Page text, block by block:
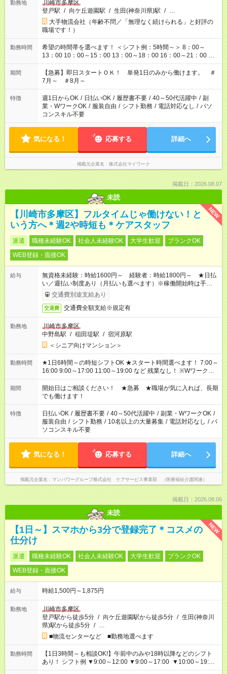
勤務地
川崎市多摩区
登戸駅 / 向ケ丘遊園駅 / 生田(神奈川県)駅 / …
大手物流会社（年齢不問／「無理なく続けられる」と好評の
職場です！）
勤務時間
希望の時間帯を選べます！ ＜シフト例：5時間～＞ 8：00～
13：00 10：00～15：00 13：00～18：00 16：00～21：00 ＜
シフト例：8時間～＞ ・10：00～19：00 ・13：00～22：00 ・
22：00～翌6：00 など！是非ご希望をお聞かせください！
期間
【急募】即日スタートＯＫ！ 単発1日のみから働けます。 ＃
7月～ ＃8月～
特徴 週1日からOK / 日払いOK / 履歴書不要 / 40～50代活躍中 / 副
業・WワークOK / 服装自由 / シフト勤務 / 電話対応なし / パソ
コンスキル不要
気になる！ 応募する 詳細へ
掲載元企業名 株式会社マイワーク
掲載日：2026.08.07
未読
NEW
【川崎市多摩区】フルタイムじゃ働けない！と
いう方へ＊週2や時短も＊ケアスタッフ
派遣 職種未経験OK 社会人未経験OK 大学生歓迎
ブランクOK
WEB登録・面接OK
給与
無資格未経験：時給1600円～ 経験者：時給1800円～ ★日払
い／週払い制度あり（月払いも選べます）※稼働開始時は手続き
完了次第のお支払いとなります。
交通費別途支給あり
交通費 交通費全額支給※規定有
勤務地
川崎市多摩区
中野島駅 / 稲田堤駅 / 宿河原駅
＜シニア向けマンション＞
勤務時間
★1日6時間～の時短シフトOK ★スタート時間選べます！ 7:00～
16:00 9:00～17:00 11:00～19:00 など 残業なし！ ※Wワークの
場合、他のお仕事と合わせ週40時間超の就業はご案内できませ
ん ※法令に基づき、週20時間以上勤務は社会保険への加入対象
となります ※労働者派遣法（日雇い派遣の原則禁止）により、
短時間・短期間の就業はご案内が難しい場合があります
期間
開始日はご相談ください！ ★急募 ★職場が気に入れば、長期
でも働けます！
特徴 日払いOK / 履歴書不要 / 40～50代活躍中 / 副業・WワークOK /
服装自由 / シフト勤務 / 10名以上の大量募集 / 電話対応なし / パ
ソコンスキル不要
気になる！ 応募する 詳細へ
掲載元企業名 マンパワーグループ株式会社 ケアサービス事業部 （医療福祉介護関連）
掲載日：2026.08.06
未読
NEW
【1日～】スマホから3分で登録完了＊コスメの
仕分け
派遣 職種未経験OK 社会人未経験OK 大学生歓迎
ブランクOK
WEB登録・面接OK
給与 時給1,500円～1,875円
勤務地
川崎市多摩区
登戸駅から徒歩5分 / 向ケ丘遊園駅から徒歩5分 / 生田(神奈川
県)駅から徒歩5分 / …
■物流センターなど ■勤務地選べます
勤務時間
【1日3時間～も相談OK!】午前中のみや18時以降などのシフト
あり！ シフト例 ▼9:00～12:00 ▼9:00～17:00 ▼10:00～19:00
▼18:00～21:00